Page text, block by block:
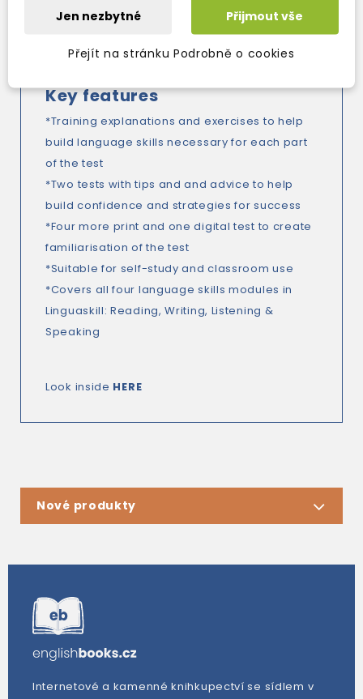
resources online: an eBook version of the
printed book, audio for listening activities,
audio transcripts and answer keys with
Key features
*Training explanations and exercises to help
build language skills necessary for each part
of the test
*Two tests with tips and and advice to help
build confidence and strategies for success
*Four more print and one digital test to create
familiarisation of the test
*Suitable for self-study and classroom use
*Covers all four language skills modules in
Linguaskill: Reading, Writing, Listening &
Speaking
Look inside HERE
Nové produkty
Internetové a kamenné knihkupectví se sídlem v
Jen nezbytné Přijmout vše
Přejít na stránku Podrobně o cookies